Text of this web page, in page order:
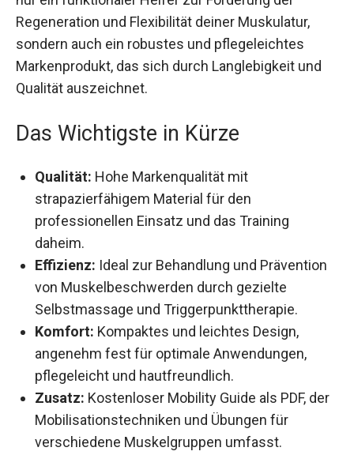
nur ein funktionaler Helfer zur Förderung der
Regeneration und Flexibilität deiner Muskulatur,
sondern auch ein robustes und pflegeleichtes
Markenprodukt, das sich durch Langlebigkeit und
Qualität auszeichnet.
Das Wichtigste in Kürze
Qualität: Hohe Markenqualität mit
strapazierfähigem Material für den
professionellen Einsatz und das Training
daheim.
Effizienz: Ideal zur Behandlung und
Prävention von Muskelbeschwerden durch
gezielte Selbstmassage und
Triggerpunkttherapie.
Komfort:Kompaktes und leichtes Design,
angenehm fest für optimale Anwendungen,
pflegeleicht und hautfreundlich.
Zusatz:Kostenloser Mobility Guide als PDF,
der Mobilisationstechniken und Übungen für